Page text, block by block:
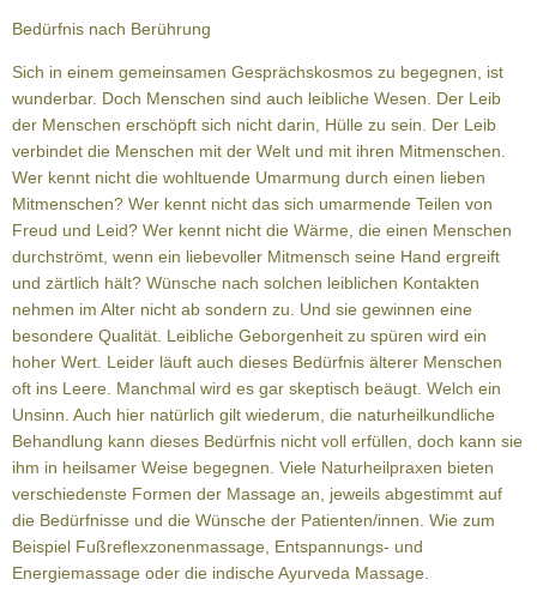
Bedürfnis nach Berührung
Sich in einem gemeinsamen Gesprächskosmos zu begegnen, ist
wunderbar. Doch Menschen sind auch leibliche Wesen. Der Leib
der Menschen erschöpft sich nicht darin, Hülle zu sein. Der Leib
verbindet die Menschen mit der Welt und mit ihren Mitmenschen.
Wer kennt nicht die wohltuende Umarmung durch einen lieben
Mitmenschen? Wer kennt nicht das sich umarmende Teilen von
Freud und Leid? Wer kennt nicht die Wärme, die einen Menschen
durchströmt, wenn ein liebevoller Mitmensch seine Hand ergreift
und zärtlich hält? Wünsche nach solchen leiblichen Kontakten
nehmen im Alter nicht ab sondern zu. Und sie gewinnen eine
besondere Qualität. Leibliche Geborgenheit zu spüren wird ein
hoher Wert. Leider läuft auch dieses Bedürfnis älterer Menschen
oft ins Leere. Manchmal wird es gar skeptisch beäugt. Welch ein
Unsinn. Auch hier natürlich gilt wiederum, die naturheilkundliche
Behandlung kann dieses Bedürfnis nicht voll erfüllen, doch kann sie
ihm in heilsamer Weise begegnen. Viele Naturheilpraxen bieten
verschiedenste Formen der Massage an, jeweils abgestimmt auf
die Bedürfnisse und die Wünsche der Patienten/innen. Wie zum
Beispiel Fußreflexzonenmassage, Entspannungs- und
Energiemassage oder die indische Ayurveda Massage.